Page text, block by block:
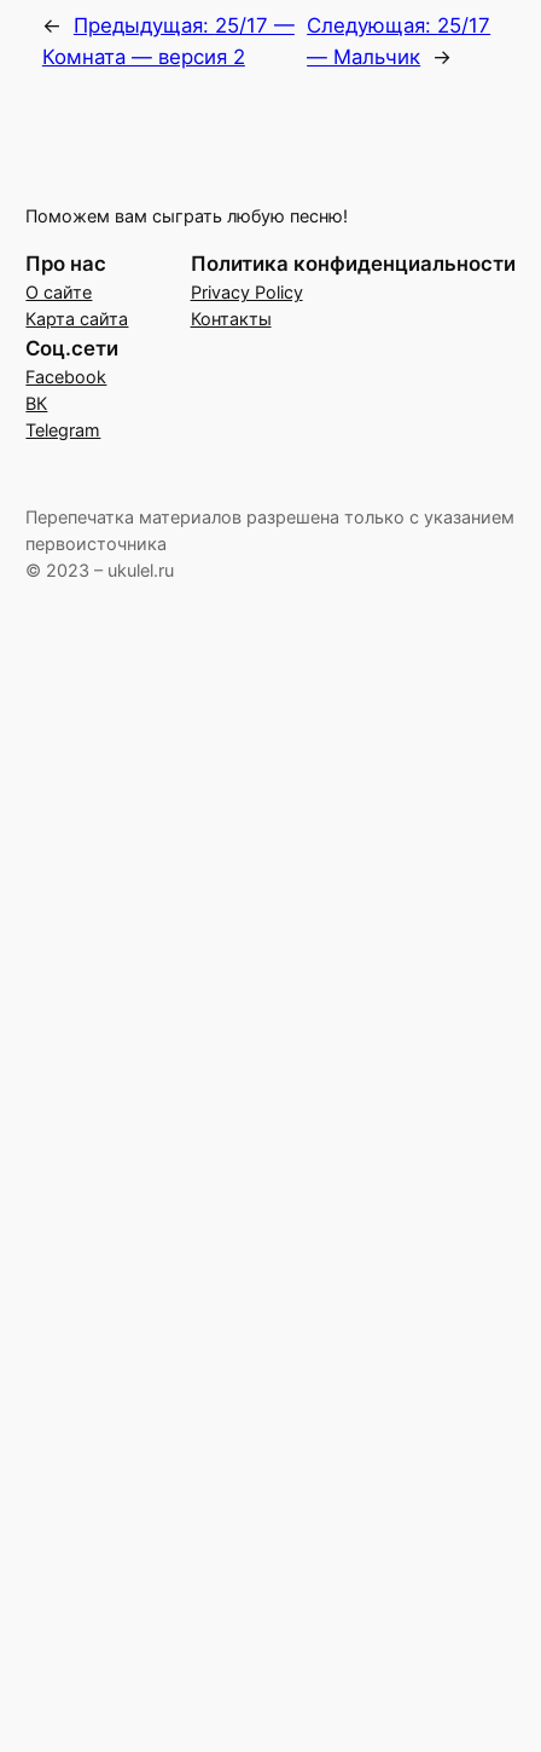
← Предыдущая: 25/17 —
Комната — версия 2
Следующая: 25/17
— Мальчик →
Поможем вам сыграть любую песню!
Про нас
О сайте
Карта сайта
Политика конфиденциальности
Privacy Policy
Контакты
Соц.сети
Facebook
ВК
Telegram
Перепечатка материалов разрешена только с указанием
первоисточника
© 2023 – ukulel.ru